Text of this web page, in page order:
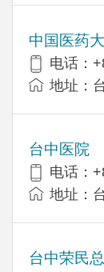
中国医药
电话：
地址：
台中医院
电话：
地址：
台中荣民